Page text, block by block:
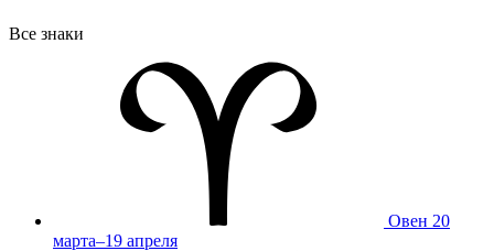
Все знаки
Овен 20
марта–19 апреля